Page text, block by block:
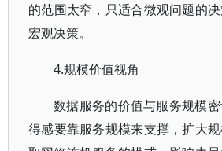
的范围太窄，只适合微观问题的
宏观决策。
4.规模价值视角
数据服务的价值与服务规模
得感要靠服务规模来支撑，扩大